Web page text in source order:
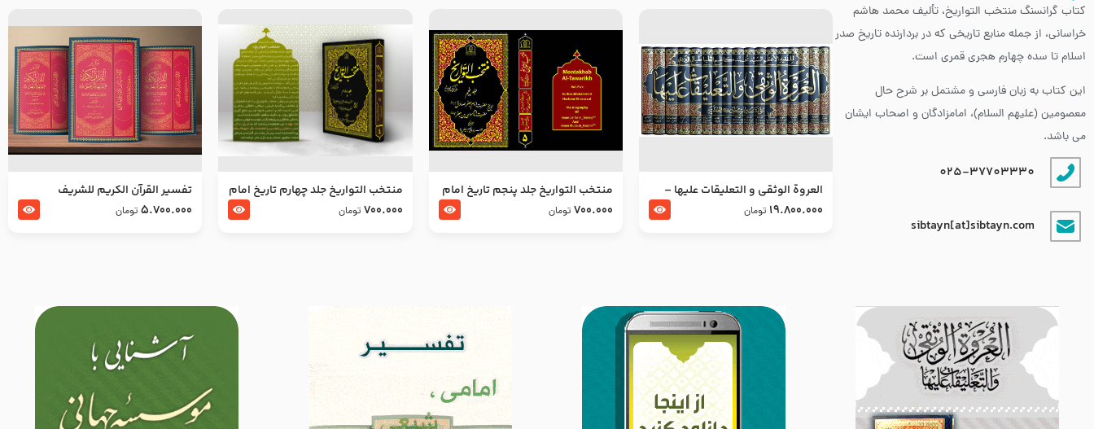
کتاب گرانسنگ منتخب التواريخ، تألیف محمد هاشم
خراسانی، از جمله منابع تاریخی که در بردارنده تاریخ صدر
اسلام تا سده چهارم هجری قمری است.
این کتاب به زبان فارسی و مشتمل بر شرح حال
معصومین (علیهم السلام)، امامزادگان و اصحاب ایشان
می باشد.
025-37703330
sibtayn[at]sibtayn.com
العروة الوثقى و التعليقات عليها –
طرح جدید
19.800.000 تومان
منتخب التواریخ جلد پنجم تاریخ امام
جعفر صادق و امام موسی بن جعفر
700.000 تومان
منتخب التواریخ جلد چهارم تاریخ امام
زین العابدین و امام محمد باقر
700.000 تومان
تفسير القرآن الكريم للشريف
المرتضي قدس سرّه
5.700.000 تومان